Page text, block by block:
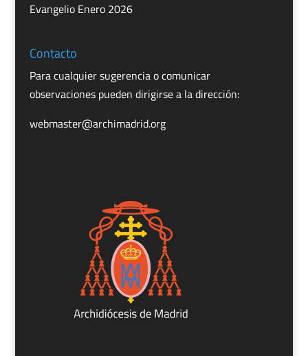
Evangelio Enero 2026
Contacto
Para cualquier sugerencia o comunicar
observaciones pueden dirigirse a la dirección:
webmaster@archimadrid.org